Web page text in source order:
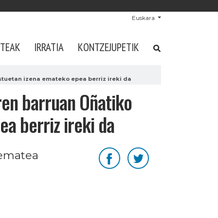
Euskara
IRRATIA KONTZEJUPETIK
izena emateko epea berriz ireki da
barruan Oñatiko
berriz ireki da